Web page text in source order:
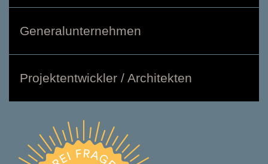
Generalunternehmen
Projektentwickler / Architekten